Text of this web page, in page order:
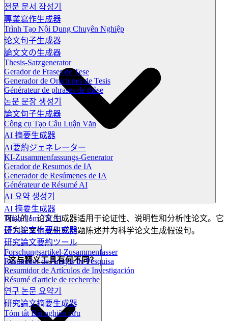
전문 문서 작성기
專業寫作生成器
Trình Tạo Nội Dung Chuyên Nghiệp
论文句子生成器
論文文の生成器
Thesis-Satzgenerator
Gerador de Frases de Tese
Generador de Oraciones de Tesis
Générateur de phrases de thèse
논문 문장 생성기
論文句子生成器
Công cụ Tạo Câu Luận Văn
AI 摘要生成器
AI要約ジェネレーター
KI-Zusammenfassungs-Generator
Gerador de Resumos de IA
Generador de Resúmenes de IA
Générateur de Résumé AI
AI 요약 생성기
AI 摘要生成器
Trình Tóm Tắt AI
研究论文摘要生成器
研究論文要約ツール
Forschungsartikel-Zusammenfasser
Resumidor de Artigos de Pesquisa
Resumidor de Artículos de Investigación
Résumé d'article de recherche
연구 논문 요약기
研究論文摘要生成器
Tóm tắt Bài nghiên cứu
可以的！论文生成器适用于论证性、说明性和分析性论文。它
还为提案生成研究问题陈述并为科学论文生成假设句。
这与释义工具有何不同？